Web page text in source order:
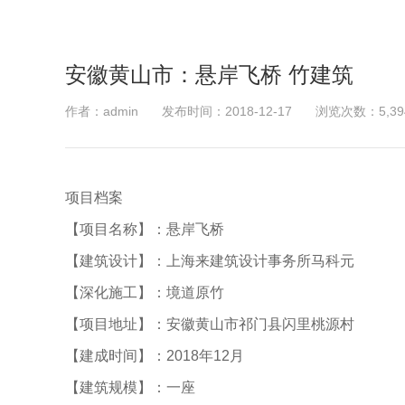
安徽黄山市：悬岸飞桥 竹建筑
作者：admin 发布时间：2018-12-17 浏览次数：
项目档案
【项目名称】：悬岸飞桥
【建筑设计】：上海来建筑设计事务所马科元
【深化施工】：境道原竹
【项目地址】：安徽黄山市祁门县闪里桃源村
【建成时间】：2018年12月
【建筑规模】：一座